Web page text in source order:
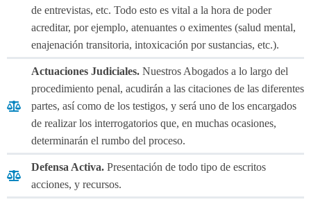
de entrevistas, etc. Todo esto es vital a la hora de poder
acreditar, por ejemplo, atenuantes o eximentes (salud mental,
enajenación transitoria, intoxicación por sustancias, etc.).
Actuaciones Judiciales. Nuestros Abogados a lo largo del
procedimiento penal, acudirán a las citaciones de las diferentes
partes, así como de los testigos, y será uno de los encargados
de realizar los interrogatorios que, en muchas ocasiones,
determinarán el rumbo del proceso.
Defensa Activa. Presentación de todo tipo de escritos
acciones, y recursos.